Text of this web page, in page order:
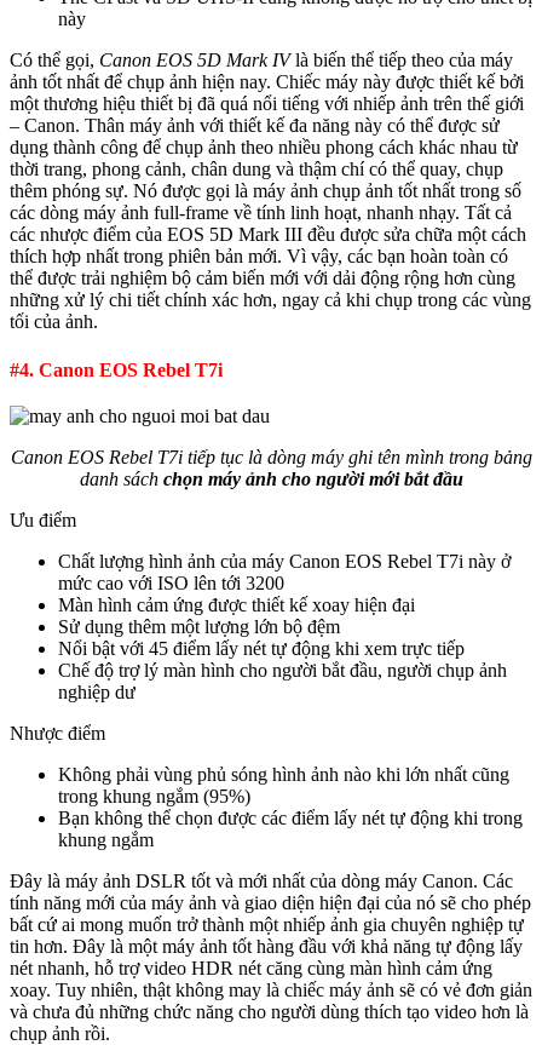
này
Có thể gọi, Canon EOS 5D Mark IVlà biến thể tiếp theo của máy
ảnh tốt nhất để chụp ảnh hiện nay. Chiếc máy này được thiết kế bởi
một thương hiệu thiết bị đã quá nổi tiếng với nhiếp ảnh trên thế giới
– Canon. Thân máy ảnh với thiết kế đa năng này có thể được sử
dụng thành công để chụp ảnh theo nhiều phong cách khác nhau từ
thời trang, phong cảnh, chân dung và thậm chí có thể quay, chụp
thêm phóng sự. Nó được gọi là máy ảnh chụp ảnh tốt nhất trong số
các dòng máy ảnh full-frame về tính linh hoạt, nhanh nhạy. Tất cả
các nhược điểm của EOS 5D Mark III đều được sửa chữa một cách
thích hợp nhất trong phiên bản mới. Vì vậy, các bạn hoàn toàn có
thể được trải nghiệm bộ cảm biến mới với dải động rộng hơn cùng
những xử lý chi tiết chính xác hơn, ngay cả khi chụp trong các vùng
tối của ảnh.
#4. Canon EOS Rebel T7i
Canon EOS Rebel T7i tiếp tục là dòng máy ghi tên mình trong bảng
danh sáchchọn máy ảnh cho người mới bắt đầu
Ưu điểm
Chất lượng hình ảnh của máy Canon EOS Rebel T7i này ở
mức cao với ISO lên tới 3200
Màn hình cảm ứng được thiết kế xoay hiện đại
Sử dụng thêm một lượng lớn bộ đệm
Nổi bật với 45 điểm lấy nét tự động khi xem trực tiếp
Chế độ trợ lý màn hình cho người bắt đầu, người chụp ảnh
nghiệp dư
Nhược điểm
Không phải vùng phủ sóng hình ảnh nào khi lớn nhất cũng
trong khung ngắm (95%)
Bạn không thể chọn được các điểm lấy nét tự động khi trong
khung ngắm
Đây là máy ảnh DSLR tốt và mới nhất của dòng máy Canon. Các
tính năng mới của máy ảnh và giao diện hiện đại của nó sẽ cho phép
bất cứ ai mong muốn trở thành một nhiếp ảnh gia chuyên nghiệp tự
tin hơn. Đây là một máy ảnh tốt hàng đầu với khả năng tự động lấy
nét nhanh, hỗ trợ video HDR nét căng cùng ​​màn hình cảm ứng
xoay. Tuy nhiên, thật không may là chiếc máy ảnh sẽ có vẻ đơn giản
và chưa đủ những chức năng cho người dùng thích tạo video hơn là
chụp ảnh rồi.